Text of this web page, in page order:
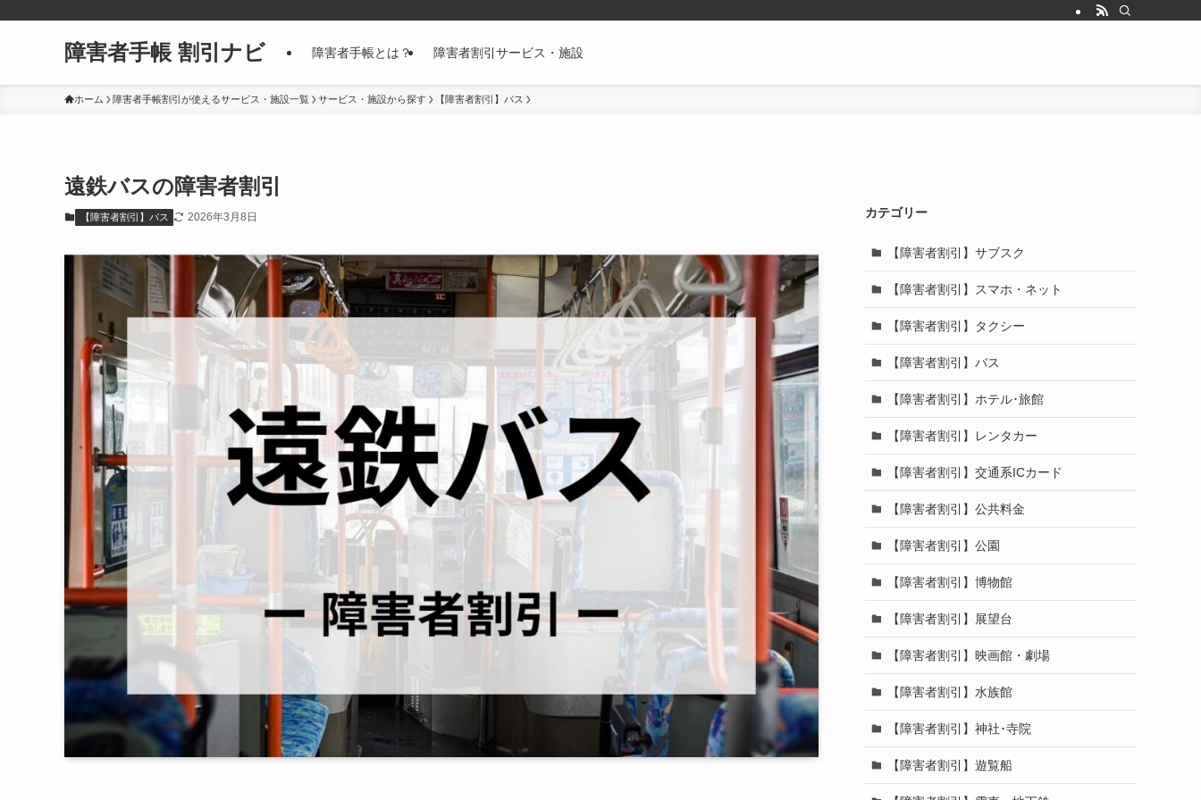
障害者手帳 割引ナビ 障害者手帳とは？ 障害者割引サービス・施設
ホーム 障害者手帳割引が使えるサービス・施設一覧 サービス・施設から探す 【障害者割引】バス
遠鉄バスの障害者割引
【障害者割引】バス 2026年3月8日 カテゴリー
【障害者割引】サブスク
【障害者割引】スマホ・ネット
【障害者割引】タクシー
【障害者割引】バス
【障害者割引】ホテル･旅館
【障害者割引】レンタカー
【障害者割引】交通系ICカード
【障害者割引】公共料金
【障害者割引】公園
【障害者割引】博物館
【障害者割引】展望台
【障害者割引】映画館・劇場
【障害者割引】水族館
【障害者割引】神社･寺院
【障害者割引】遊覧船